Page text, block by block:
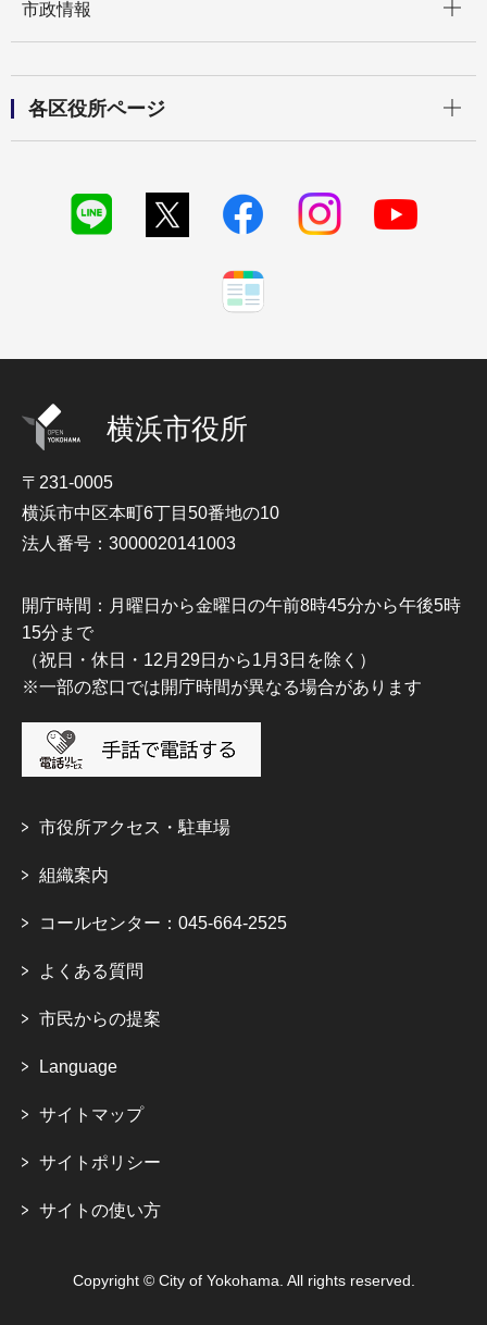
市政情報
各区役所ページ
横浜市役所
〒231-0005
横浜市中区本町6丁目50番地の10
法人番号：3000020141003
開庁時間：月曜日から金曜日の午前8時45分から午後5時
15分まで
（祝日・休日・12月29日から1月3日を除く）
※一部の窓口では開庁時間が異なる場合があります
市役所アクセス・駐車場
組織案内
コールセンター：045-664-2525
よくある質問
市民からの提案
Language
サイトマップ
サイトポリシー
サイトの使い方
Copyright © City of Yokohama. All rights reserved.